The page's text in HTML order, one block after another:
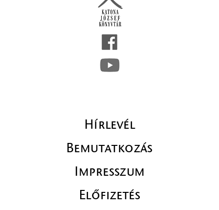
Hírlevél
Bemutatkozás
Impresszum
Előfizetés